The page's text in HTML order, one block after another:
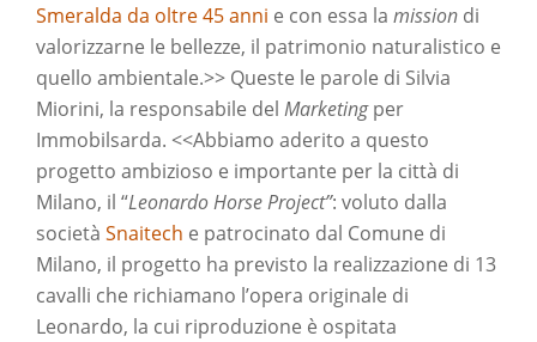
Smeralda da oltre 45 anni e con essa la mission di
valorizzarne le bellezze, il patrimonio naturalistico e
quello ambientale.>> Queste le parole di Silvia
Miorini, la responsabile del Marketingper
Immobilsarda. <<Abbiamo aderito a questo
progetto ambizioso e importante per la città di
Milano, il “Leonardo Horse Project”: voluto dalla
società Snaitech e patrocinato dal Comune di
Milano, il progetto ha previsto la realizzazione di 13
cavalli che richiamano l’opera originale di
Leonardo, la cui riproduzione è ospitata